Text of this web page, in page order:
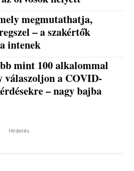
megmutathatja,
– a szakértők
intenek
mint 100 alkalommal
válaszoljon a COVID-
– nagy bajba
Hirdetés